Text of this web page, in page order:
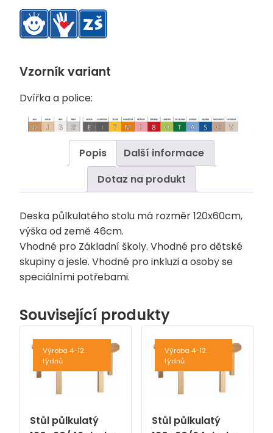
Vzorník variant
Dvířka a police:
Popis
Další informace
Dotaz na produkt
Deska půlkulatého stolu má rozměr 120x60cm,
výška od země 46cm.
Vhodné pro Základní školy. Vhodné pro dětské
skupiny a jesle. Vhodné pro inkluzi a osoby se
speciálními potřebami.
Související produkty
Výroba 4-12.
týdnů
Stůl půlkulatý
Výroba 4-12.
týdnů
Stůl půlkulatý